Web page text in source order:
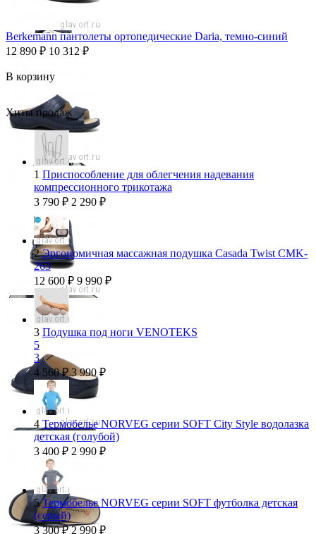
Berkemann пантолеты ортопедические Daria, темно-синий
12 890 ₽ 10 312 ₽
В корзину
Хиты продаж
1 Приспособление для облегчения надевания
компрессионного трикотажа
3 790 ₽ 2 290 ₽
2 Эргономичная массажная подушка Casada Twist CMK-
263
12 600 ₽ 9 990 ₽
3 Подушка под ноги VENOTEKS
5
3
4 560 ₽ 3 990 ₽
4 Термобелье NORVEG серии SOFT City Style водолазка
детская (голубой)
3 400 ₽ 2 990 ₽
5 Термобелье NORVEG серии SOFT футболка детская
(серый)
3 300 ₽ 2 990 ₽